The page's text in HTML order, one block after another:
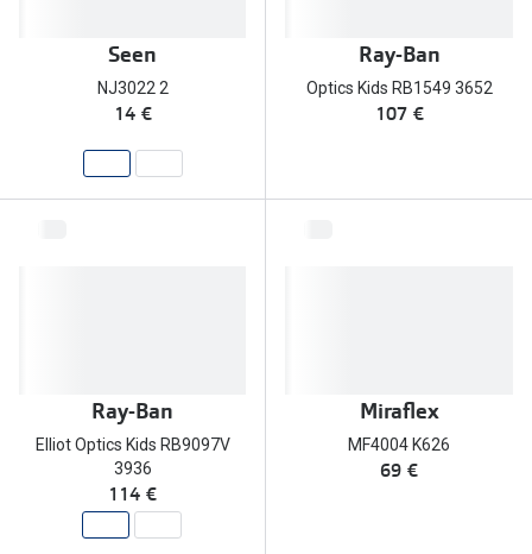
Seen
NJ3022 2
14 €
Ray-Ban
Optics Kids RB1549 3652
107 €
Ray-Ban
Elliot Optics Kids RB9097V
3936
114 €
Miraflex
MF4004 K626
69 €